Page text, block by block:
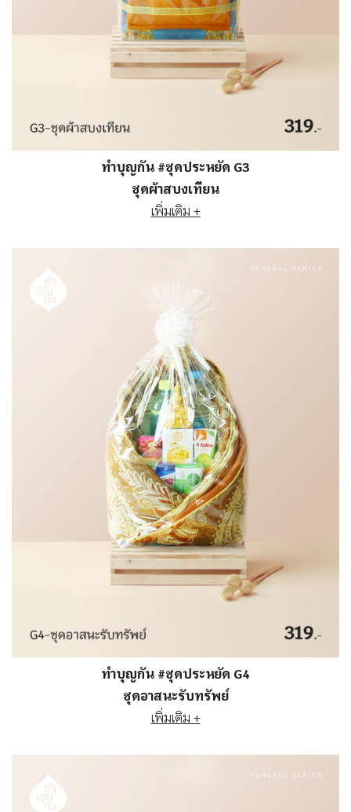
ทำบุญกัน #ชุดประหยัด G3
ชุดผ้าสบงเทียน
เพิ่มเติม +
ทำบุญกัน #ชุดประหยัด G4
ชุดอาสนะรับทรัพย์
เพิ่มเติม +